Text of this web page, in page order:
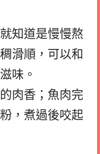
知道是慢慢熬
滑順，可以和
味。
肉香；魚肉完
，煮過後咬起